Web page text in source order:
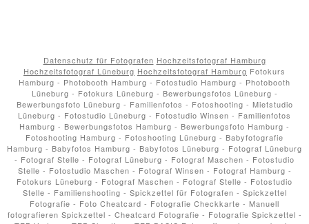
Datenschutz für Fotografen Hochzeitsfotograf Hamburg
Hochzeitsfotograf Lüneburg Hochzeitsfotograf Hamburg Fotokurs
Hamburg - Photobooth Hamburg - Fotostudio Hamburg - Photobooth
Lüneburg - Fotokurs Lüneburg - Bewerbungsfotos Lüneburg -
Bewerbungsfoto Lüneburg - Familienfotos - Fotoshooting - Mietstudio
Lüneburg - Fotostudio Lüneburg - Fotostudio Winsen - Familienfotos
Hamburg - Bewerbungsfotos Hamburg - Bewerbungsfoto Hamburg -
Fotoshooting Hamburg - Fotoshooting Lüneburg - Babyfotografie
Hamburg - Babyfotos Hamburg - Babyfotos Lüneburg - Fotograf Lüneburg
- Fotograf Stelle - Fotograf Lüneburg - Fotograf Maschen - Fotostudio
Stelle - Fotostudio Maschen - Fotograf Winsen - Fotograf Hamburg -
Fotokurs Lüneburg - Fotograf Maschen - Fotograf Stelle - Fotostudio
Stelle - Familienshooting - Spickzettel für Fotografen - Spickzettel
Fotografie - Foto Cheatcard - Fotografie Checkkarte - Manuell
fotografieren Spickzettel - Cheatcard Fotografie - Fotografie Spickzettel -